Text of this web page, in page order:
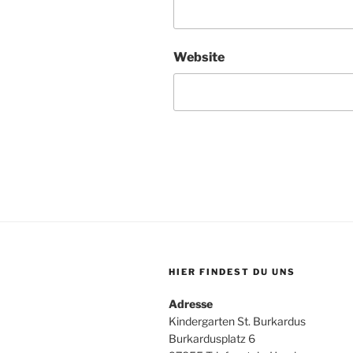
Website
HIER FINDEST DU UNS
Adresse
Kindergarten St. Burkardus
Burkardusplatz 6